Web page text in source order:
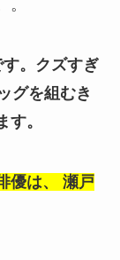
。
。クズすぎ
グを組むき
。
優は、 瀬戸